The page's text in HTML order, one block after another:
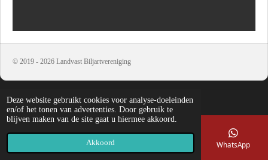
Deze website gebruikt cookies voor analyse-doeleinden
en/of het tonen van advertenties. Door gebruik te
blijven maken van de site gaat u hiermee akkoord.
Akkoord
© 2019 - 2026 Landvast Biljartvereniging
Telefoonnummer WhatsApp